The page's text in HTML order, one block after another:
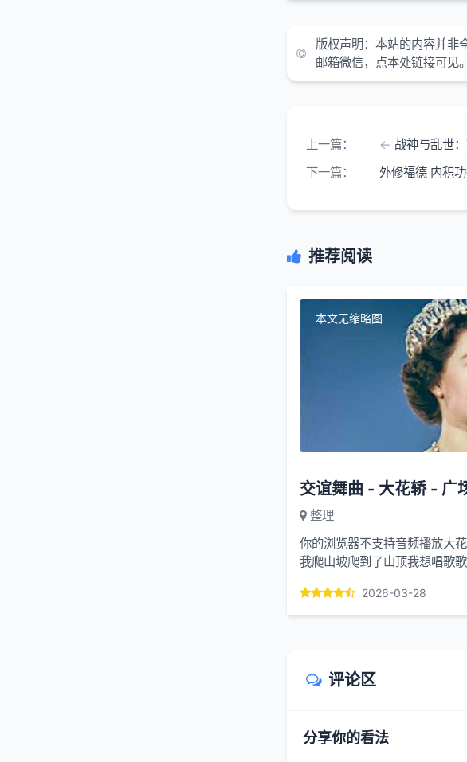
版权声明： 本站的内容并非
邮箱微信，点本处链接可见。
上一篇：
战神与乱世
下一篇：
外修福德 内积
推荐阅读
本文无缩略图
整理
你的浏览器不支持音频播放大
我爬山坡爬到了山顶我想唱歌
2026-03-28
评论区
分享你的看法